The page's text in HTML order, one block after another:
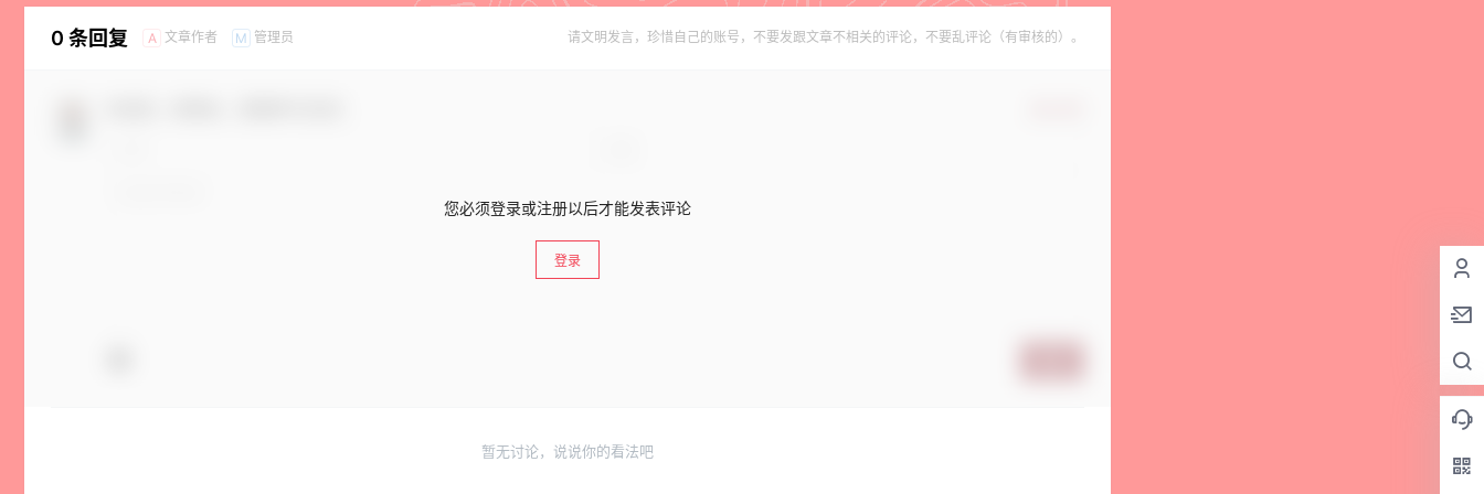
0 条回复 A 文章作者 M 管理员 请文明发言，珍惜自己的账号，不要发跟文章不相关的评论，不要乱评论（有审核的）。
您必须登录或注册以后才能发表评论
登录
暂无讨论，说说你的看法吧